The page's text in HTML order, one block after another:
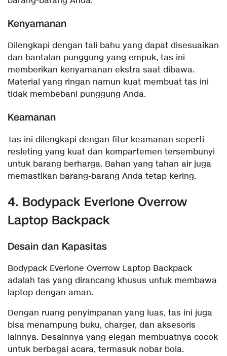
Kenyamanan
Dilengkapi dengan tali bahu yang dapat disesuaikan
dan bantalan punggung yang empuk, tas ini
memberikan kenyamanan ekstra saat dibawa.
Material yang ringan namun kuat membuat tas ini
tidak membebani punggung Anda.
Keamanan
Tas ini dilengkapi dengan fitur keamanan seperti
resleting yang kuat dan kompartemen tersembunyi
untuk barang berharga. Bahan yang tahan air juga
memastikan barang-barang Anda tetap kering.
4. Bodypack Everlone Overrow
Laptop Backpack
Desain dan Kapasitas
Bodypack Everlone Overrow Laptop Backpack
adalah tas yang dirancang khusus untuk membawa
laptop dengan aman.
Dengan ruang penyimpanan yang luas, tas ini juga
bisa menampung buku, charger, dan aksesoris
lainnya. Desainnya yang elegan membuatnya cocok
untuk berbagai acara, termasuk nobar bola.